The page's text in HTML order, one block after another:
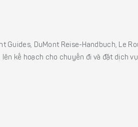
Guides, DuMont Reise-Handbuch, Le
kế hoạch cho chuyến đi và đặt dịch